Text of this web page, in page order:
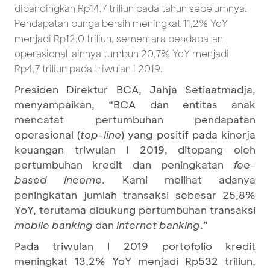
dibandingkan Rp14,7 triliun pada tahun sebelumnya.
Pendapatan bunga bersih meningkat 11,2% YoY
menjadi Rp12,0 triliun, sementara pendapatan
operasional lainnya tumbuh 20,7% YoY menjadi
Rp4,7 triliun pada triwulan I 2019.
Presiden Direktur BCA, Jahja Setiaatmadja,
menyampaikan, “BCA dan entitas anak
mencatat pertumbuhan pendapatan
operasional (top-line) yang positif pada kinerja
keuangan triwulan I 2019, ditopang oleh
pertumbuhan kredit dan peningkatan fee-
based
income. Kami melihat adanya
peningkatan jumlah transaksi sebesar 25,8%
YoY, terutama didukung pertumbuhan transaksi
mobile banking dan internet banking.”
Pada triwulan I 2019 portofolio kredit
meningkat 13,2% YoY menjadi Rp532 triliun,